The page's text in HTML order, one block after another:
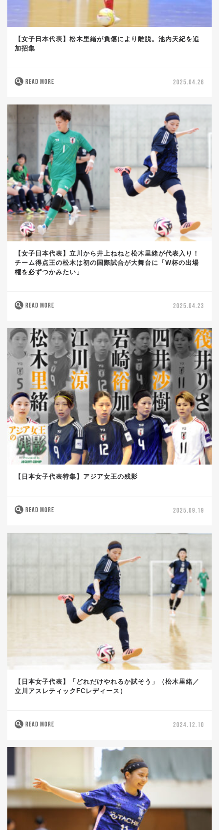
【女子日本代表】松木里緒が負傷により離脱。池内天紀を追
加招集
READ MORE 2025.04.26
【女子日本代表】立川から井上ねねと松木里緒が代表入り！
チーム得点王の松木は初の国際試合が大舞台に「W杯の出場
権を必ずつかみたい」
READ MORE 2025.04.23
【日本女子代表特集】アジア女王の残影
READ MORE 2025.09.19
【日本女子代表】「どれだけやれるか試そう」（松木里緒／
立川アスレティックFCレディース）
READ MORE 2024.12.10